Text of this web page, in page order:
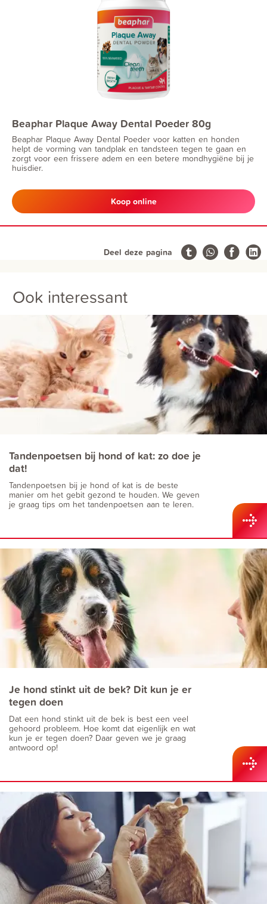
Beaphar Plaque Away Dental Poeder 80g
Beaphar Plaque Away Dental Poeder voor katten en honden
helpt de vorming van tandplak en tandsteen tegen te gaan en
zorgt voor een frissere adem en een betere mondhygiëne bij je
huisdier.
Koop online
Deel deze pagina
Ook interessant
Tandenpoetsen bij hond of kat: zo doe je
dat!
Tandenpoetsen bij je hond of kat is de beste
manier om het gebit gezond te houden. We geven
je graag tips om het tandenpoetsen aan te leren.
Je hond stinkt uit de bek? Dit kun je er
tegen doen
Dat een hond stinkt uit de bek is best een veel
gehoord probleem. Hoe komt dat eigenlijk en wat
kun je er tegen doen? Daar geven we je graag
antwoord op!